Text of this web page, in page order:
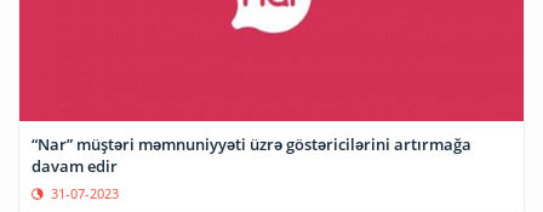
“Nar” müştəri məmnuniyyəti üzrə göstəricilərini artırmağa
davam edir
31-07-2023